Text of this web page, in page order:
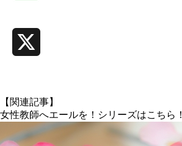
【関連記事】
女性教師へエールを！シリーズはこちら！